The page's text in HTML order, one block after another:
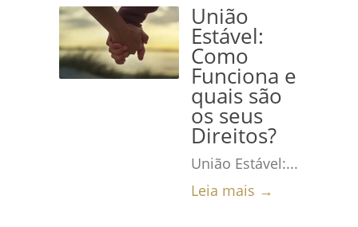
União
Estável:
Como
Funciona e
quais são
os seus
Direitos?
União Estável:...
Leia mais →